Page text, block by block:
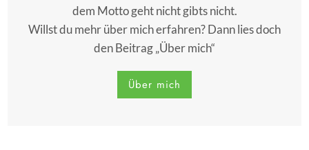
dem Motto geht nicht gibts nicht.
Willst du mehr über mich erfahren? Dann lies doch
den Beitrag „Über mich“
Über mich